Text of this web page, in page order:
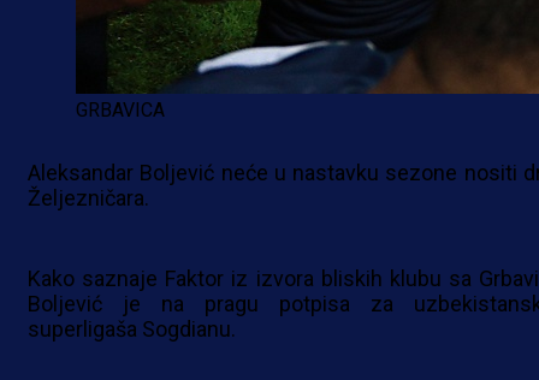
GRBAVICA
Aleksandar Boljević neće u nastavku sezone nositi
Željezničara.
Kako saznaje Faktor iz izvora bliskih klubu sa
Boljević je na pragu potpisa za
superligaša Sogdianu.